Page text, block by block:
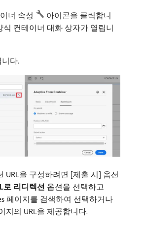
너 속성
아이콘을 클릭합니
식 컨테이너 대화 상자가 열립니
다.
URL을 구성하려면 [제출 시] 옵션
로 리디렉션 옵션을 선택하고
페이지를 검색하여 선택하거나
지의 URL을 제공합니다.